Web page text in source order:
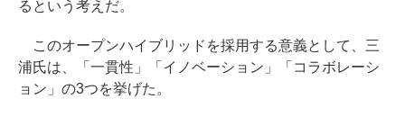
るという考えだ。
このオープンハイブリッドを採用する意義として、三
浦氏は、「一貫性」「イノベーション」「コラボレーシ
ョン」の3つを挙げた。